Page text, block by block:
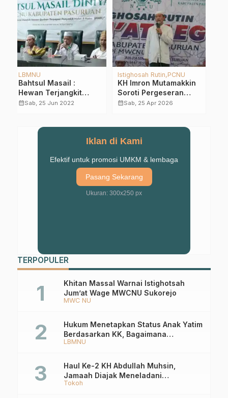
Istighosah Rutin
KH Imron Mutamakkin
Soroti Pergeseran
Pendidikan: Dari Ilmu
calendar_monthSab, 25 Apr 2026
Abad Kedua NU Berita
GP Ansor NU
Ramadhan Karim
Giliran Ansor
Pohjentrek Bagi Takjil
Iklan di Kami
Efektif untuk promosi UMKM & lembaga
Pasang Sekarang
Ukuran: 300x250 px
TERPOPULER
MWC NU
Khitan Massal Warnai Istighotsah
Jum’at Wage MWCNU Sukorejo
LBMNU
Hukum Menetapkan Status Anak Yatim
Berdasarkan KK, Bagaimana
Ketentuannya?
Tokoh
Haul Ke-2 KH Abdullah Muhsin,
Jamaah Diajak Meneladani
Keistiqamahan